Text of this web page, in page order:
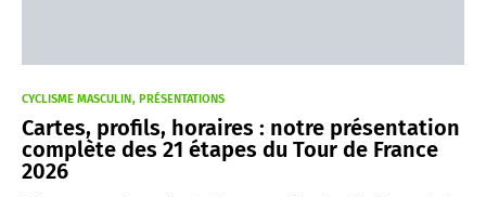
CYCLISME MASCULIN PRÉSENTATIONS
Cartes, profils, horaires : notre présentation
complète des 21 étapes du Tour de France
2026